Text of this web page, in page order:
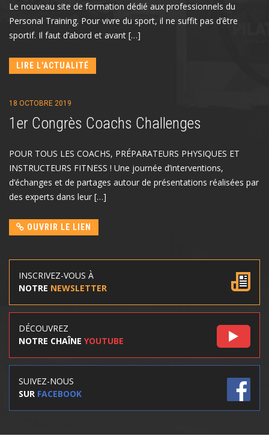
Le nouveau site de formation dédié aux professionnels du
Personal Training. Pour vivre du sport, il ne suffit pas d’être
sportif. Il faut d’abord et avant […]
LIRE L'ACTUALITÉ
18 OCTOBRE 2019
1er Congrès Coachs Challenges
POUR TOUS LES COACHS, PRÉPARATEURS PHYSIQUES ET
INSTRUCTEURS FITNESS ! Une journée d’interventions,
d’échanges et de partages autour de présentations réalisées par
des experts dans leur […]
OUVRIR LE LIEN
INSCRIVEZ-VOUS À
NOTRE NEWSLETTER
DÉCOUVREZ
NOTRE CHAÎNE YOUTUBE
SUIVEZ-NOUS
SUR FACEBOOK